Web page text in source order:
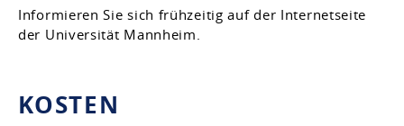
Informieren Sie sich frühzeitig auf der Internetseite
der Universität Mannheim.
KOSTEN